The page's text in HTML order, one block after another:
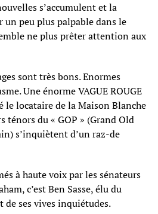
s’accumulent et la
peu plus palpable dans le
ne plus prêter attention aux
sont très bons. Enormes
Une énorme VAGUE ROUGE
le locataire de la Maison Blanche
ténors du « GOP » (Grand Old
s’inquiètent d’un raz-de
à haute voix par les sénateurs
c’est Ben Sasse, élu du
de ses vives inquiétudes.